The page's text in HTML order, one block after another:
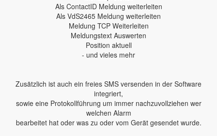
Als ContactID Meldung weiterleiten
Als VdS2465 Meldung weiterleiten
Meldung TCP Weiterleiten
Meldungstext Auswerten
Position aktuell
- und vieles mehr
Zusätzlich ist auch ein freies SMS versenden in der Software
integriert,
sowie eine Protokollführung um immer nachzuvollziehen wer
welchen Alarm
bearbeitet hat oder was zu oder vom Gerät gesendet wurde.